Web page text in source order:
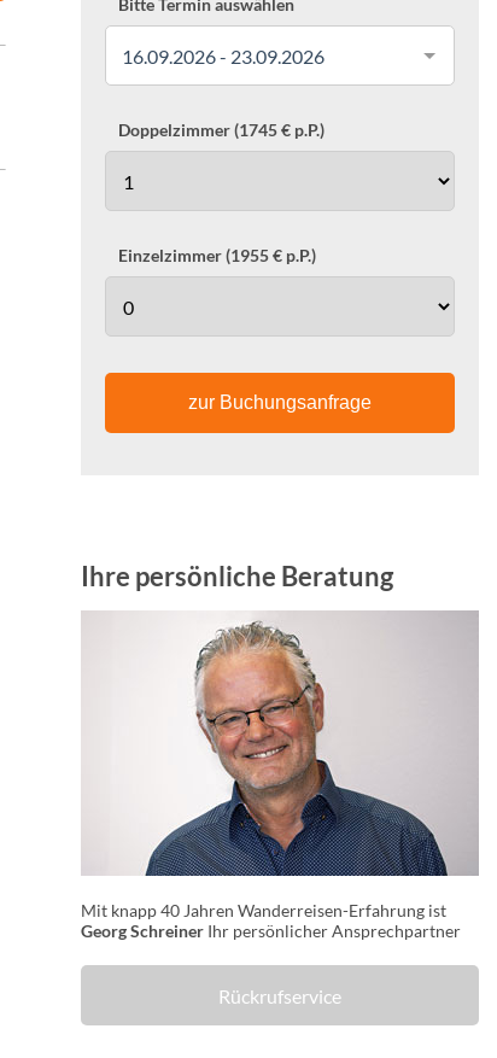
Bitte Termin auswählen
16.09.2026 - 23.09.2026
Doppelzimmer (1745 € p.P.)
Einzelzimmer (1955 € p.P.)
zur Buchungsanfrage
Ihre persönliche Beratung
Mit knapp 40 Jahren Wanderreisen-Erfahrung ist
Georg Schreiner Ihr persönlicher Ansprechpartner
Rückrufservice